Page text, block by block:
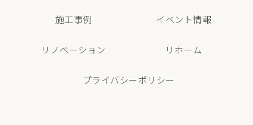
施工事例 イベント情報
リノベーション リホーム
プライバシーポリシー